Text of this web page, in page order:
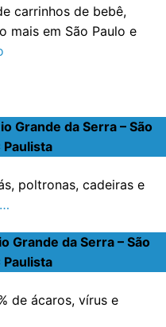
carrinhos de bebê,
mais em São Paulo e
Grande da Serra – São
Paulista
poltronas, cadeiras e
Grande da Serra – São
Paulista
de ácaros, vírus e